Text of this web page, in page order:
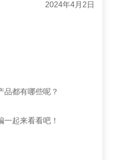
2024年4月2日
都有哪些呢？
起来看看吧！